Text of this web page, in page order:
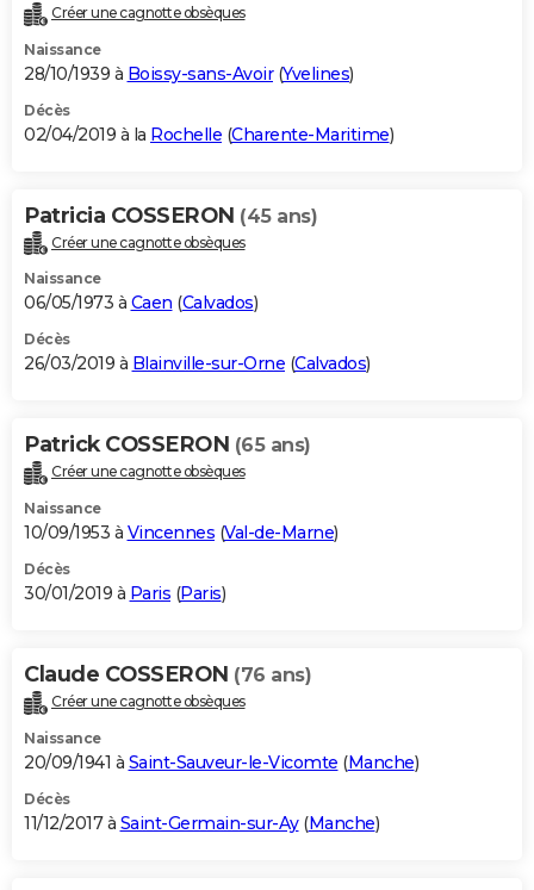
Créer une cagnotte obsèques
Naissance
28/10/1939 à Boissy-sans-Avoir(Yvelines)
Décès
02/04/2019 à la Rochelle (Charente-Maritime)
Patricia COSSERON (45 ans)
Créer une cagnotte obsèques
Naissance
06/05/1973 à Caen (Calvados)
Décès
26/03/2019 à Blainville-sur-Orne (Calvados)
Patrick COSSERON (65 ans)
Créer une cagnotte obsèques
Naissance
10/09/1953 à Vincennes (Val-de-Marne)
Décès
30/01/2019 à Paris (Paris)
Claude COSSERON (76 ans)
Créer une cagnotte obsèques
Naissance
20/09/1941 à Saint-Sauveur-le-Vicomte (Manche)
Décès
11/12/2017 à Saint-Germain-sur-Ay(Manche)